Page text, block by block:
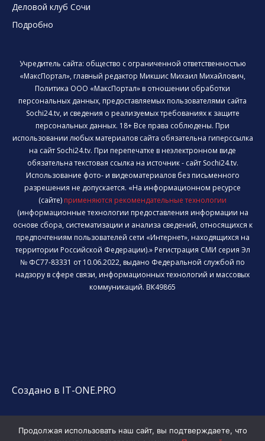
Деловой клуб Сочи
Подробно
Учредитель сайта: общество с ограниченной ответственностью
«МаксПортал», главный редактор Микшис Михаил Михайлович,
Политика ООО «МаксПортал» в отношении обработки
персональных данных, предоставляемых пользователями сайта
Sochi24.tv, и сведения о реализуемых требованиях к защите
персональных данных. 18+ Все права соблюдены. При
использовании любых материалов сайта обязательна гиперссылка
на сайт Sochi24.tv. При перепечатке в неэлектронном виде
обязательна текстовая ссылка на источник - сайт Sochi24.tv.
Использование фото- и видеоматериалов без письменного
разрешения не допускается. «На информационном ресурсе
(сайте) применяются рекомендательные технологии
(информационные технологии предоставления информации на
основе сбора, систематизации и анализа сведений, относящихся к
предпочтениям пользователей сети «Интернет», находящихся на
территории Российской Федерации).» Регистрация СМИ серия Эл
№ ФС77-83331 от 10.06.2022, выдано Федеральной службой по
надзору в сфере связи, информационных технологий и массовых
коммуникаций. ВК49865
Создано в IT-ONE.PRO
Продолжая использовать наш сайт, вы подтверждаете, что